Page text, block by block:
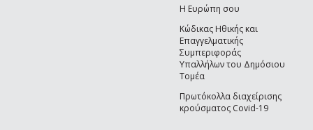
Η Ευρώπη σου
Κώδικας Ηθικής και
Επαγγελματικής
Συμπεριφοράς
Υπαλλήλων του Δημόσιου
Τομέα
Πρωτόκολλα διαχείρισης
κρούσματος Covid-19